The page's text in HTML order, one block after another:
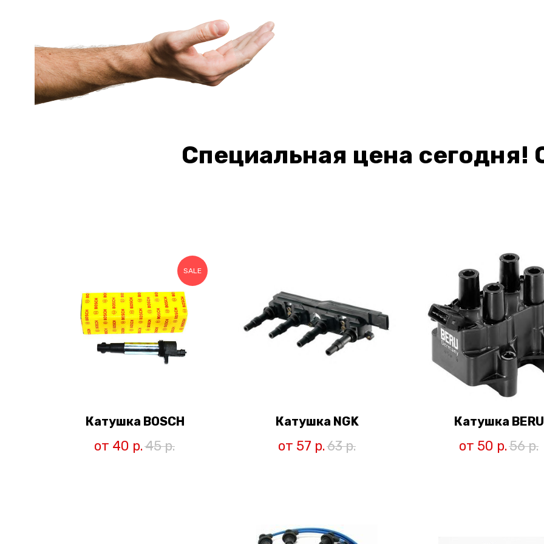
Специальная цена сегодня!
SALE
Катушка BOSCH
от 40 р.45р.
Катушка NGK
от 57 р.63р.
Катушка BERU
от 50 р.56р.